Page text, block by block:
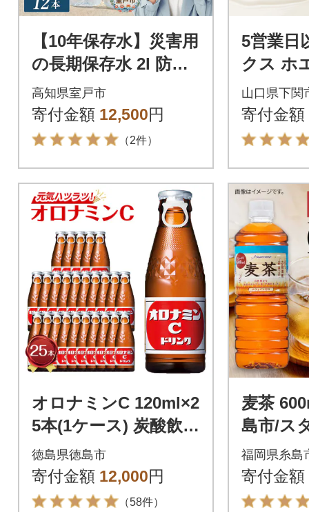
【10年保存水】災害用
の長期保存水 2l 防災
グッズに必要な災害
特化の飲料水 ペット
ボトル 備蓄品
高知県室戸市
寄付金額 12,500円
（2件）
5営業日
クス ホ
ン チョ
1kg
山口県下関
寄付金額
オロナミンC 120ml×2
5本(1ケース) 炭酸飲料
飲料 微炭酸【CA10
3】
徳島県徳島市
寄付金額 12,000円
（58件）
麦茶
島市/ス
茶 ペッ
M005]
福岡県糸島
寄付金額